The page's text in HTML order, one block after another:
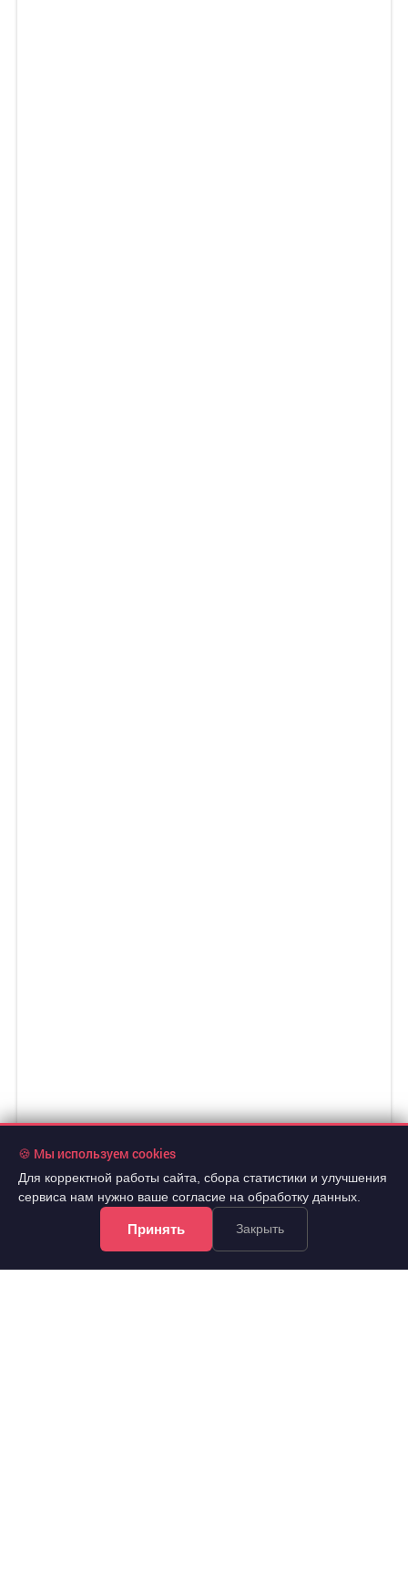
🍪 Мы используем cookies
Для корректной работы сайта, сбора статистики и улучшения
сервиса нам нужно ваше согласие на обработку данных.
Принять Закрыть